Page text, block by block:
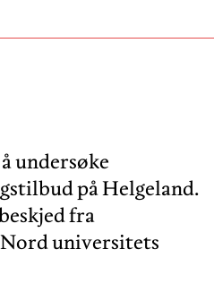
undersøke
på Helgeland.
fra
universitets